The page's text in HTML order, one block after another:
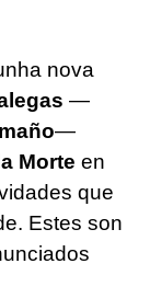
nova
—
—
Morte en
que
Estes son